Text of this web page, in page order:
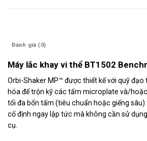
Đánh giá (0)
Máy lắc khay vi thể BT1502
Orbi-Shaker MP™ được thiết kế với quỹ
hóa để trộn kỹ các tấm microplate và/
tối đa bốn tấm (tiêu chuẩn hoặc giếng
cố định ngay lập tức mà không cần sử
cụ.